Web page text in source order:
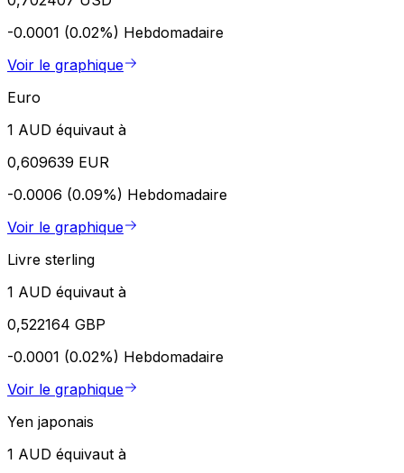
-0.0001 (0.02%) Hebdomadaire
Voir le graphique
Euro
1 AUD équivaut à
0,609639 EUR
-0.0006 (0.09%) Hebdomadaire
Voir le graphique
Livre sterling
1 AUD équivaut à
0,522164 GBP
-0.0001 (0.02%) Hebdomadaire
Voir le graphique
Yen japonais
1 AUD équivaut à